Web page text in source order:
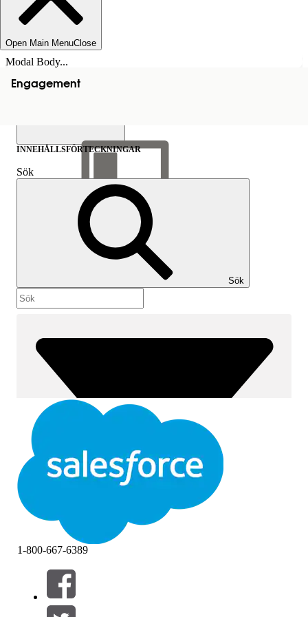
Open Main MenuClose
Modal Body...
Engagement
Visa
innehållsförteckning
Innehållsförteckningar
INNEHÅLLSFÖRTECKNINGAR
Sök
Sök
Filtrera efter (0)
VÄLJ FILTER
1-800-667-6389